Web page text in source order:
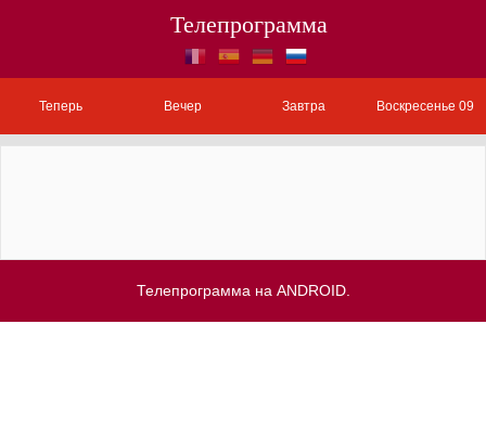
Телепрограмма
Теперь Вечер Завтра Воскресенье 09
Телепрограмма на ANDROID.